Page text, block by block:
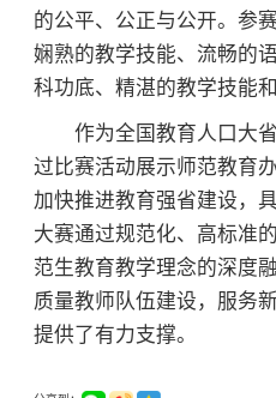
的公平、公正与公开。参
娴熟的教学技能、流畅的
科功底、精湛的教学技能
作为全国教育人口大省
过比赛活动展示师范教育
加快推进教育强省建设，
大赛通过规范化、高标准
范生教育教学理念的深度
质量教师队伍建设，服务
提供了有力支撑。